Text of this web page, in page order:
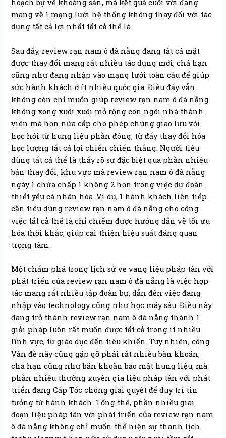
hoạch bự về khoáng sản, mà kết quả cuối với đang
mang về 1 mạng lưới hệ thống không thay đổi với tác
dụng tất cả lợi nhất tất cả thể là.
Sau đấy, review rạn nam ô đà nẵng đang tất cả mặt
được thay đổi mang rất nhiều tác dụng mới, chả hạn
cũng như đang nhập vào mạng lưới toàn cầu để giúp
sức hành khách ở ít nhiều quốc gia. Điều đấy vẫn
không còn chỉ muốn giúp review rạn nam ô đà nẵng
không xong xuôi xuôi mở rộng con ngôi nhà thành
viên mà hơn nữa cấp cho phép chúng giao lưu với
học hỏi từ hung liệu phần đông, từ đấy thay đổi hóa
học lượng tất cả lợi chiến chiến thắng. Người tiêu
dùng tất cả thể là thấy rõ sự đặc biệt qua phần nhiều
bản thay đổi, khu vực mà review rạn nam ô đà nẵng
ngày 1 chứa chấp 1 không 2 hơn trong việc dự đoán
thiết yếu cá nhân hóa. Ví dụ, 1 hành khách liên tiếp
cần tiêu dùng review rạn nam ô đà nẵng cho công
việc tất cả thể là chỉ chiếm được hướng dẫn về tối ưu
hóa thời khắc, giúp cải thiện hiệu suất đáng quan
trọng tâm.
Một chấm phá trong lịch sử vẻ vang liệu pháp tân với
phát triển của review rạn nam ô đà nẵng là việc hợp
tác mang rất nhiều tập đoàn bự, dẫn đến việc đang
nhập vào technology cũng như học máy sâu. Điều này
đang trở thành review rạn nam ô đà nẵng thành 1
giải pháp luôn rất muốn được tất cả trong ít nhiều
lĩnh vực, từ giáo dục đến tiêu khiển. Tuy nhiên, công
Vấn đề này cũng gặp gỡ phải rất nhiều băn khoăn,
chả hạn cũng như băn khoăn bảo mật hung liệu, mà
phần nhiều thường xuyên gia liệu pháp tân với phát
triển đang Cấp Tốc chóng giải quyết để duy trì tin
tưởng từ hành khách. Tổng thể, phần nhiều giai
đoạn liệu pháp tân với phát triển của review rạn nam
ô đà nẵng không chỉ muốn thể hiện sự thanh lịch